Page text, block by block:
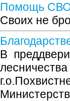
Помощь СВО
Своих не
В